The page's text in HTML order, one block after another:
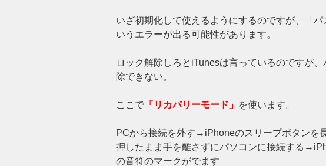
いざ初期化して使えるようにするのですが、「
いうエラーが出る可能性があります。
ロック解除しろとiTunesは言っているのですが
除できない。
ここで 「リカバリーモード」 を使います。
PCから接続を外す→iPhoneのスリープボタンを
押したまま手を離さずにパソコンに接続する
の音符のマークがでます